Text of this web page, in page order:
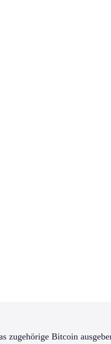
zugehörige Bitcoin